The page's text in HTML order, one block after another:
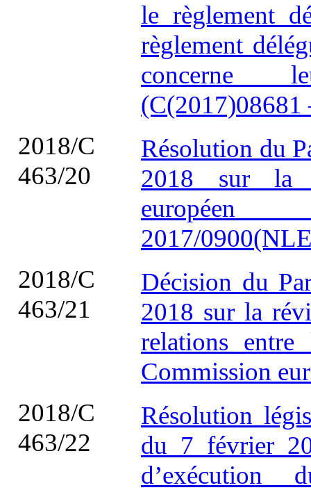
le règlement
règlement
concerne
2018/C
463/20
Résolution du
2018 sur la
2017/
2018/C
463/21
Décision du
2018 sur la
relations
Commission
2018/C
463/22
Résolution
du 7 février
d’exécution